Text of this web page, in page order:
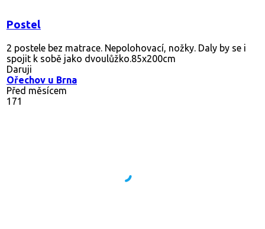
Postel
2 postele bez matrace. Nepolohovací, nožky. Daly by se i
spojit k sobě jako dvoulůžko.85x200cm
Daruji
Ořechov u Brna
Před měsícem
171